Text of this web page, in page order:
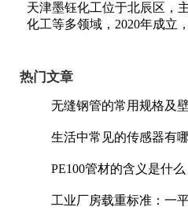
天津墨钰化工位于北辰区，
化工等多领域，2020年成立
热门文章
无缝钢管的常用规格及
生活中常见的传感器有
PE100管材的含义是什么
工业厂房载重标准：一